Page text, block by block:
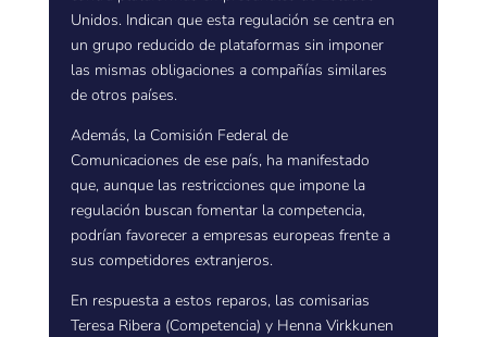
Unidos. Indican que esta regulación se centra en
un grupo reducido de plataformas sin imponer
las mismas obligaciones a compañías similares
de otros países.
Además, la Comisión Federal de
Comunicaciones de ese país, ha manifestado
que, aunque las restricciones que impone la
regulación buscan fomentar la competencia,
podrían favorecer a empresas europeas frente a
sus competidores extranjeros.
En respuesta a estos reparos, las comisarias
Teresa Ribera (Competencia) y Henna Virkkunen